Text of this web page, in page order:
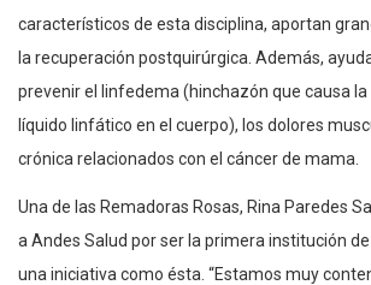
característicos de esta disciplina, aportan
la recuperación postquirúrgica. Además,
prevenir el linfedema (hinchazón que causa
líquido linfático en el cuerpo), los dolores
crónica relacionados con el cáncer de mama.
Una de las Remadoras Rosas, Rina Paredes
a Andes Salud por ser la primera institución
una iniciativa como ésta. “Estamos muy